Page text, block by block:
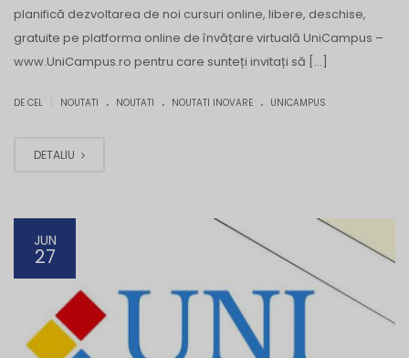
planifică dezvoltarea de noi cursuri online, libere, deschise,
gratuite pe platforma online de învățare virtuală UniCampus –
www.UniCampus.ro pentru care sunteți invitați să […]
DE CEL NOUTATI . NOUTATI . NOUTATI INOVARE . UNICAMPUS
DETALIU
JUN
27